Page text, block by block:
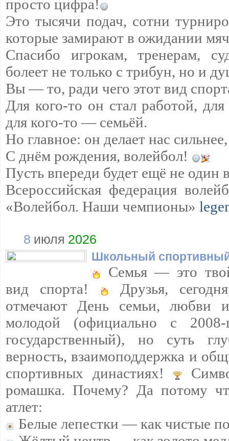
просто цифра!
Это тысячи подач, сотни
которые замирают в ожидании
Спасибо игрокам, тренерам,
болеет не только с трибун, но и
Вы — то, ради чего этот вид
Для кого-то он стал работой,
для кого-то — семьёй.
Но главное: он делает нас
С днём рождения, волейбол!
Пусть впереди будет ещё не один
Всероссийская федерация
«Волейбол. Наши чемпионы»
8 июля 2026
Школьный
Семья — это
вид спорта!
Друзья,
отмечают День семьи, любви
молодой (официально с
государственный), но суть
верность, взаимоподдержка и
спортивных династиях!
ромашка. Почему? Да потому
атлет:
Белые лепестки — как чистые